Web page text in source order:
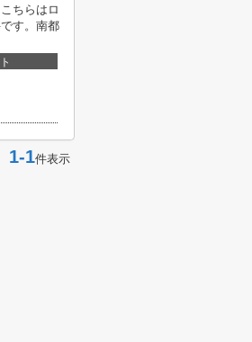
ちらはロ
す。南都
1件表示